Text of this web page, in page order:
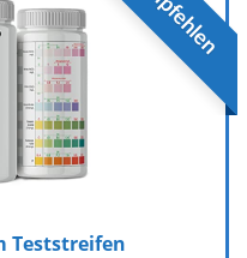
Teststreifen